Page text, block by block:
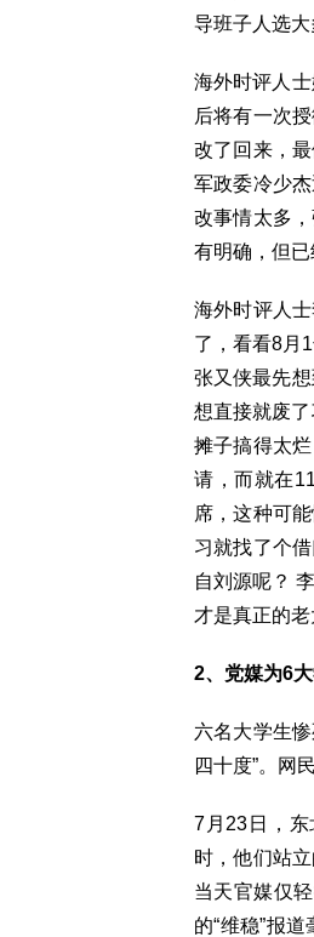
导班子人选大
海外时评人
后将有一次
改了回来，
军政委冷少
改事情太多
有明确，但已
海外时评人
了，看看8月
张又侠最先
想直接就废
摊子搞得太
请，而就在
席，这种可
习就找了个
自刘源呢？
才是真正的
2、党媒为6
六名大学生
四十度”。网
7月23日，
时，他们站
当天官媒仅
的“维稳”报